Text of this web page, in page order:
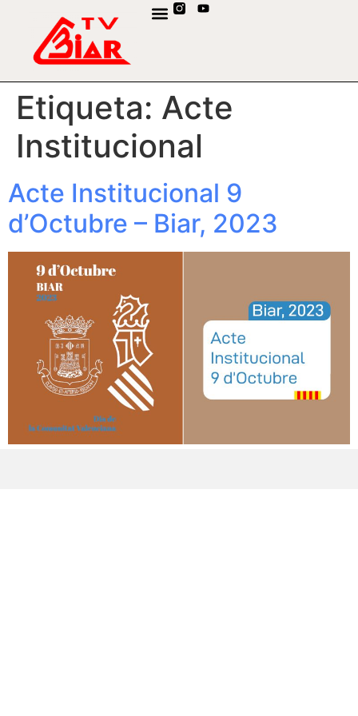
Etiqueta: Acte
Institucional
Acte Institucional 9
d’Octubre – Biar, 2023